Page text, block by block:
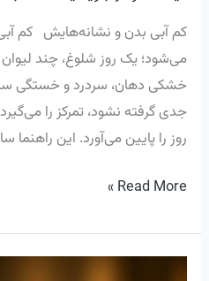
کم آبی بدن و نشانه‌هایش کم
می‌شود؛ یک روز شلوغ، چند
خشکی دهان، سردرد و خستگی
جدی گرفته نشود، تمرکز را
روز را پایین می‌آورد. این راهنما
Read More »
آب